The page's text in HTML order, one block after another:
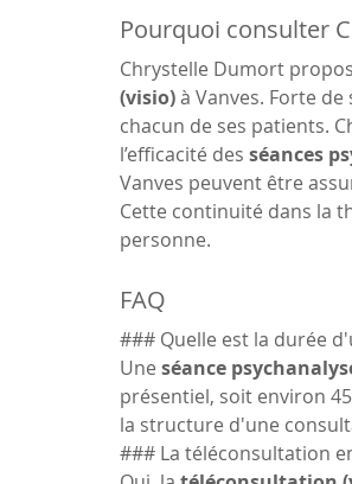
Pourquoi consulter
Chrystelle Dumort
(visio) à Vanves. Forte
chacun de ses patients.
l’efficacité des séances
Vanves peuvent être
Cette continuité dans la
personne.
FAQ
### Quelle est la durée
Une séance
présentiel, soit environ
la structure d'une
### La téléconsultation